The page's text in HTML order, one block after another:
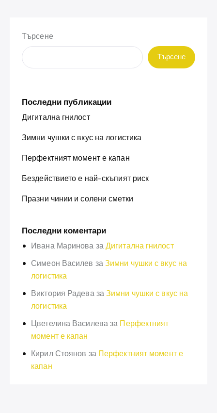
Търсене
Търсене
Последни публикации
Дигитална гнилост
Зимни чушки с вкус на логистика
Перфектният момент е капан
Бездействието е най-скъпият риск
Празни чинии и солени сметки
Последни коментари
Ивана Маринова за Дигитална гнилост
Симеон Василев за Зимни чушки с вкус на
логистика
Виктория РадевазаЗимни чушки с вкус на
логистика
Цветелина Василева за Перфектният
момент е капан
Кирил Стоянов за Перфектният момент е
капан